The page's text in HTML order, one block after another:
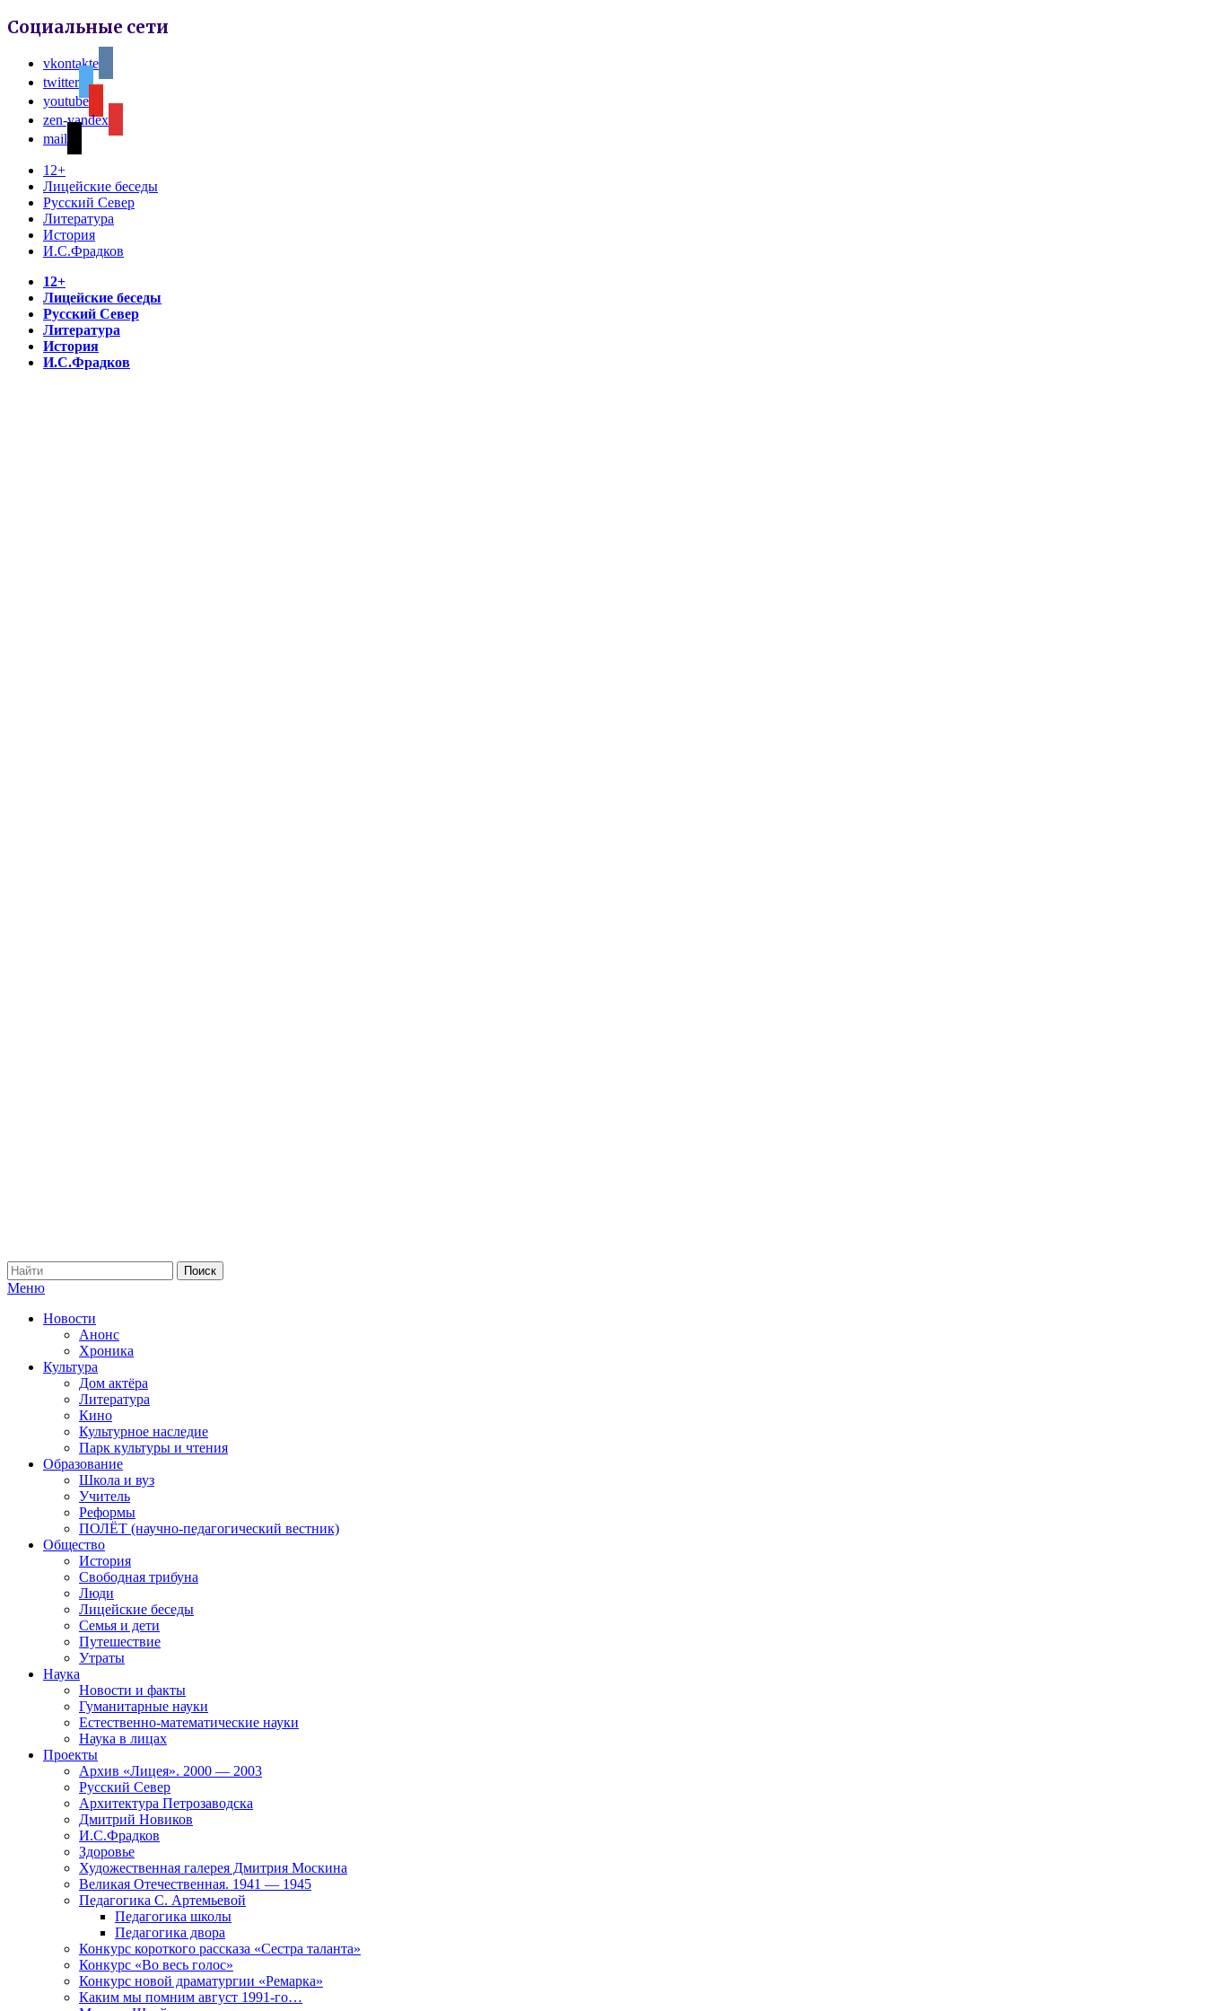
Социальные сети
vkontakte
twitter
youtube
zen-yandex
mail
12+
Лицейские беседы
Русский Север
Литература
История
И.С.Фрадков
12+
Лицейские беседы
Русский Север
Литература
История
И.С.Фрадков
Меню
Новости
Анонс
Хроника
Культура
Дом актёра
Литература
Кино
Культурное наследие
Парк культуры и чтения
Образование
Школа и вуз
Учитель
Реформы
ПОЛЁТ (научно-педагогический вестник)
Общество
История
Свободная трибуна
Люди
Лицейские беседы
Семья и дети
Путешествие
Утраты
Наука
Новости и факты
Гуманитарные науки
Естественно-математические науки
Наука в лицах
Проекты
Архив «Лицея». 2000 — 2003
Русский Север
Архитектура Петрозаводска
Дмитрий Новиков
И.С.Фрадков
Здоровье
Художественная галерея Дмитрия Москина
Великая Отечественная. 1941 — 1945
Педагогика С. Артемьевой
Педагогика школы
Педагогика двора
Конкурс короткого рассказа «Сестра таланта»
Конкурс «Во весь голос»
Конкурс новой драматургии «Ремарка»
Каким мы помним август 1991-го…